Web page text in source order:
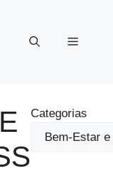
Menu
Categorias